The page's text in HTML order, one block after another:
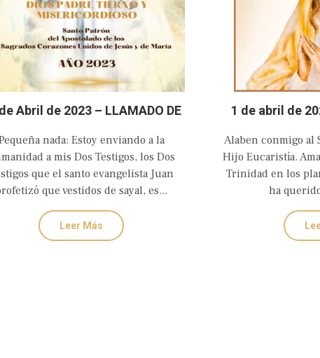
Abril de 2023 – LLAMADO DE
TIERNO Y MISERICORDIOSO
nada: Estoy enviando a la
a mis Dos Testigos, los Dos
que el santo evangelista Juan
que vestidos de sayal, es...
Leer Más
1 de abril de
CORAZÓN
Alaben conmigo al
Hijo Eucaristía.
Trinidad en los
ha